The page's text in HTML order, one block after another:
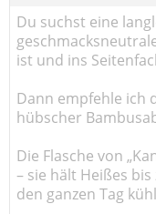
Du suchst eine
ist und ins
Dann empfehle ich
hübscher
Die Flasche von
– sie hält Heißes
den ganzen Tag